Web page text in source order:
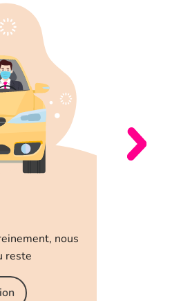
nous
reste
Découvrez